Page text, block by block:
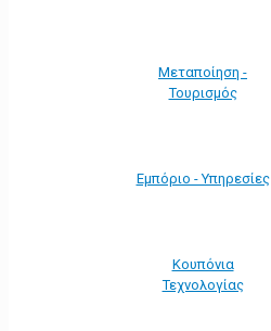
Μεταποίηση -
Τουρισμός
Εμπόριο - Υπηρεσίες
Κουπόνια
Τεχνολογίας